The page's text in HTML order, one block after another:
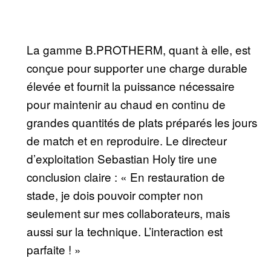
La gamme B.PROTHERM, quant à elle, est
conçue pour supporter une charge durable
élevée et fournit la puissance nécessaire
pour maintenir au chaud en continu de
grandes quantités de plats préparés les jours
de match et en reproduire. Le directeur
d’exploitation Sebastian Holy tire une
conclusion claire : « En restauration de
stade, je dois pouvoir compter non
seulement sur mes collaborateurs, mais
aussi sur la technique. L’interaction est
parfaite ! »